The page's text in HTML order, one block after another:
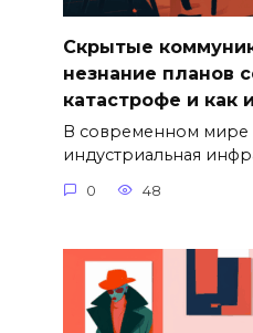
Скрытые
незнание планов
катастрофе и как
В современном мире
индустриальная
0 48